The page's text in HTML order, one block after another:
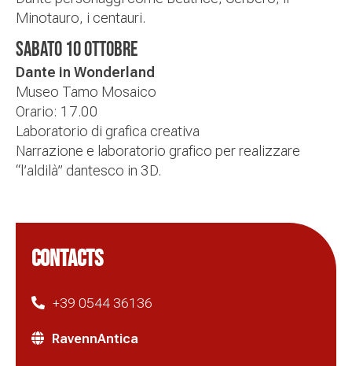
Minotauro, i centauri.
SABATO 10 OTTOBRE
Dante in Wonderland
Museo Tamo Mosaico
Orario: 17.00
Laboratorio di grafica creativa
Narrazione e laboratorio grafico per realizzare
“l’aldilà” dantesco in 3D.
CONTACTS
+39 0544 36136
RavennAntica